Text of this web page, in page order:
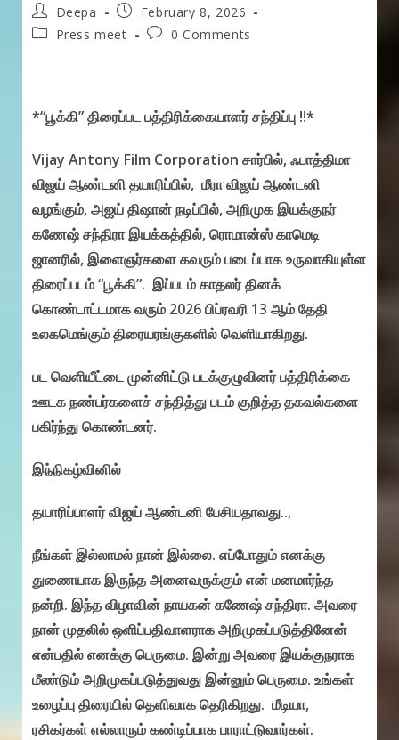
Post
author:
Deepa
Post
published:
February 8, 2026
PostPress meet
Post0 Comments
*“பூக்கி” திரைப்பட பத்திரிக்கையாளர் சந்திப்பு !!*
Vijay Antony Film Corporation சார்பில், ஃபாத்திமா
விஜய் ஆண்டனி தயாரிப்பில், மீரா விஜய் ஆண்டனி
வழங்கும், அஜய் திஷான் நடிப்பில், அறிமுக இயக்குநர்
கணேஷ் சந்திரா இயக்கத்தில், ரொமான்ஸ் காமெடி
ஜானரில், இளைஞர்களை கவரும் படைப்பாக உருவாகியுள்ள
திரைப்படம் “பூக்கி”. இப்படம் காதலர் தினக்
கொண்டாட்டமாக வரும் 2026 பிப்ரவரி 13 ஆம் தேதி
உலகமெங்கும் திரையரங்குகளில் வெளியாகிறது.
பட வெளியீட்டை முன்னிட்டு படக்குழுவினர் பத்திரிக்கை
ஊடக நண்பர்களைச் சந்தித்து படம் குறித்த தகவல்களை
பகிர்ந்து கொண்டனர்.
இந்நிகழ்வினில்
தயாரிப்பாளர் விஜய் ஆண்டனி பேசியதாவது..,
நீங்கள் இல்லாமல் நான் இல்லை. எப்போதும் எனக்கு
துணையாக இருந்த அனைவருக்கும் என் மனமார்ந்த
நன்றி. இந்த விழாவின் நாயகன் கணேஷ் சந்திரா. அவரை
நான் முதலில் ஒளிப்பதிவாளராக அறிமுகப்படுத்தினேன்
என்பதில் எனக்கு பெருமை. இன்று அவரை இயக்குநராக
மீண்டும் அறிமுகப்படுத்துவது இன்னும் பெருமை. உங்கள்
உழைப்பு திரையில் தெளிவாக தெரிகிறது. மீடியா,
ரசிகர்கள் எல்லாரும் கண்டிப்பாக பாராட்டுவார்கள்.